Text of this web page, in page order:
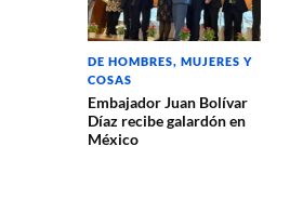
DE HOMBRES, MUJERES Y
COSAS
Embajador Juan Bolívar
Díaz recibe galardón en
México